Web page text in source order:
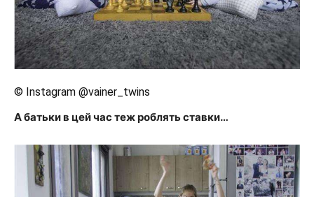
© Instagram @vainer_twins
А батьки в цей час теж роблять ставки…